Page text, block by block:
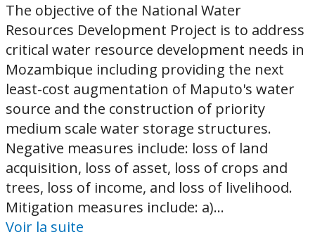
The objective of the National Water
Resources Development Project is to address
critical water resource development needs in
Mozambique including providing the next
least-cost augmentation of Maputo's water
source and the construction of priority
medium scale water storage structures.
Negative measures include: loss of land
acquisition, loss of asset, loss of crops and
trees, loss of income, and loss of livelihood.
Mitigation measures include: a)...
Voir la suite